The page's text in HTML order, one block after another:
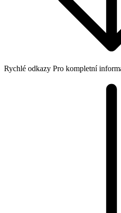
Rychlé odkazy Pro kompletní